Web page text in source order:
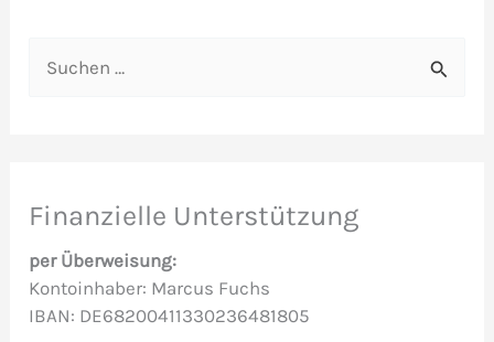
e
n
a
Finanzielle Unterstützung
per Überweisung:
Kontoinhaber: Marcus Fuchs
IBAN: DE68200411330236481805